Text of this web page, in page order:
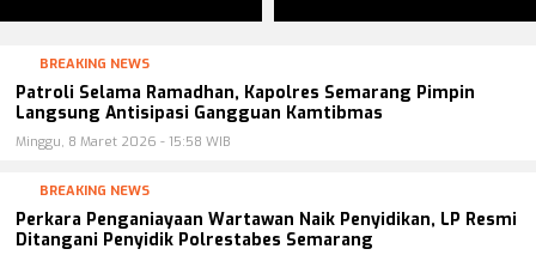
BREAKING NEWS
Patroli Selama Ramadhan, Kapolres Semarang Pimpin
Langsung Antisipasi Gangguan Kamtibmas
Minggu, 8 Maret 2026 - 15:58 WIB
BREAKING NEWS
Perkara Penganiayaan Wartawan Naik Penyidikan, LP Resmi
Ditangani Penyidik Polrestabes Semarang